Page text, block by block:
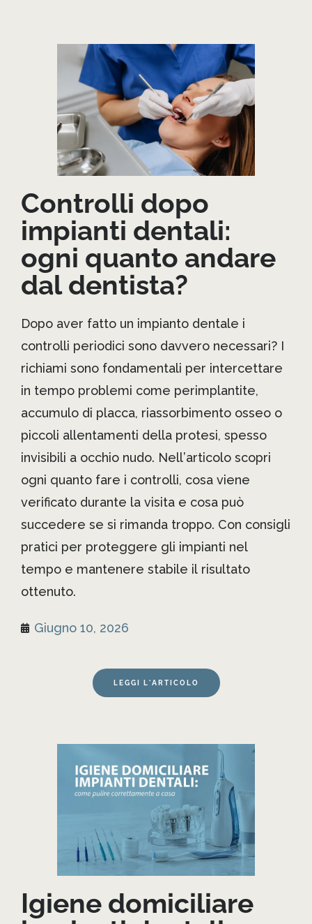
Controlli dopo
impianti dentali:
ogni quanto andare
dal dentista?
Dopo aver fatto un impianto dentale i
controlli periodici sono davvero necessari? I
richiami sono fondamentali per intercettare
in tempo problemi come perimplantite,
accumulo di placca, riassorbimento osseo o
piccoli allentamenti della protesi, spesso
invisibili a occhio nudo. Nell’articolo scopri
ogni quanto fare i controlli, cosa viene
verificato durante la visita e cosa può
succedere se si rimanda troppo. Con consigli
pratici per proteggere gli impianti nel
tempo e mantenere stabile il risultato
ottenuto.
Giugno 10, 2026
LEGGI L'ARTICOLO
Igiene domiciliare